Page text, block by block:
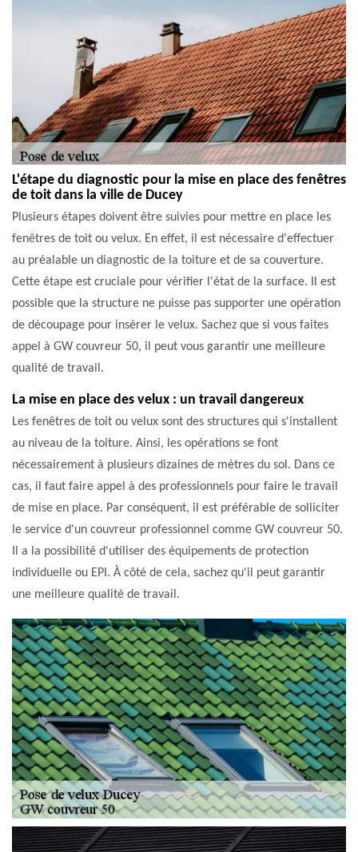
L'étape du diagnostic pour la mise en place des fenêtres
de toit dans la ville de Ducey
Plusieurs étapes doivent être suivies pour mettre en place les
fenêtres de toit ou velux. En effet, il est nécessaire d'effectuer
au préalable un diagnostic de la toiture et de sa couverture.
Cette étape est cruciale pour vérifier l'état de la surface. Il est
possible que la structure ne puisse pas supporter une opération
de découpage pour insérer le velux. Sachez que si vous faites
appel à GW couvreur 50, il peut vous garantir une meilleure
qualité de travail.
La mise en place des velux : un travail dangereux
Les fenêtres de toit ou velux sont des structures qui s'installent
au niveau de la toiture. Ainsi, les opérations se font
nécessairement à plusieurs dizaines de mètres du sol. Dans ce
cas, il faut faire appel à des professionnels pour faire le travail
de mise en place. Par conséquent, il est préférable de solliciter
le service d'un couvreur professionnel comme GW couvreur 50.
Il a la possibilité d'utiliser des équipements de protection
individuelle ou EPI. À côté de cela, sachez qu'il peut garantir
une meilleure qualité de travail.